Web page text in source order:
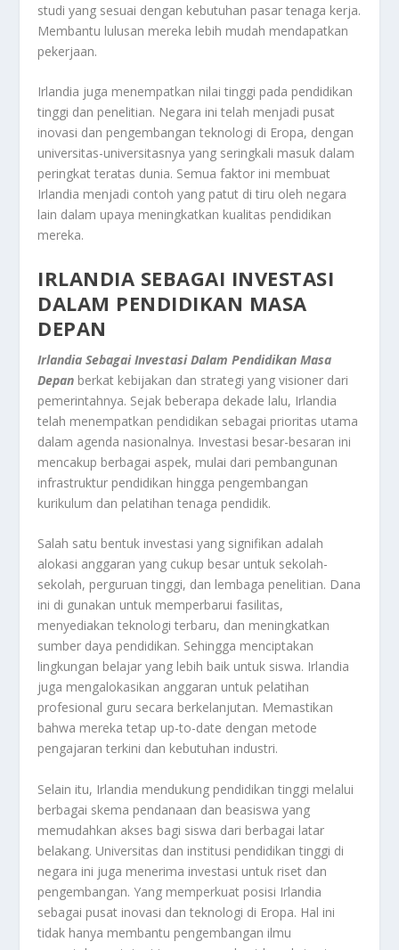
studi yang sesuai dengan kebutuhan pasar tenaga kerja.
Membantu lulusan mereka lebih mudah mendapatkan
pekerjaan.
Irlandia juga menempatkan nilai tinggi pada pendidikan
tinggi dan penelitian. Negara ini telah menjadi pusat
inovasi dan pengembangan teknologi di Eropa, dengan
universitas-universitasnya yang seringkali masuk dalam
peringkat teratas dunia. Semua faktor ini membuat
Irlandia menjadi contoh yang patut di tiru oleh negara
lain dalam upaya meningkatkan kualitas pendidikan
mereka.
IRLANDIA SEBAGAI INVESTASI
DALAM PENDIDIKAN MASA
DEPAN
Irlandia Sebagai Investasi Dalam Pendidikan Masa
Depan berkat kebijakan dan strategi yang visioner dari
pemerintahnya. Sejak beberapa dekade lalu, Irlandia
telah menempatkan pendidikan sebagai prioritas utama
dalam agenda nasionalnya. Investasi besar-besaran ini
mencakup berbagai aspek, mulai dari pembangunan
infrastruktur pendidikan hingga pengembangan
kurikulum dan pelatihan tenaga pendidik.
Salah satu bentuk investasi yang signifikan adalah
alokasi anggaran yang cukup besar untuk sekolah-
sekolah, perguruan tinggi, dan lembaga penelitian. Dana
ini di gunakan untuk memperbarui fasilitas,
menyediakan teknologi terbaru, dan meningkatkan
sumber daya pendidikan. Sehingga menciptakan
lingkungan belajar yang lebih baik untuk siswa. Irlandia
juga mengalokasikan anggaran untuk pelatihan
profesional guru secara berkelanjutan. Memastikan
bahwa mereka tetap up-to-date dengan metode
pengajaran terkini dan kebutuhan industri.
Selain itu, Irlandia mendukung pendidikan tinggi melalui
berbagai skema pendanaan dan beasiswa yang
memudahkan akses bagi siswa dari berbagai latar
belakang. Universitas dan institusi pendidikan tinggi di
negara ini juga menerima investasi untuk riset dan
pengembangan. Yang memperkuat posisi Irlandia
sebagai pusat inovasi dan teknologi di Eropa. Hal ini
tidak hanya membantu pengembangan ilmu